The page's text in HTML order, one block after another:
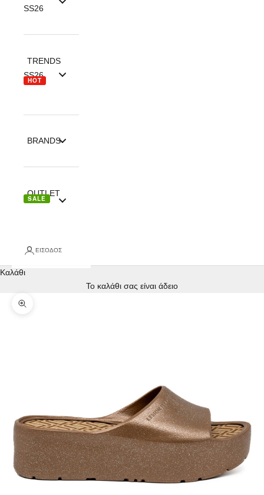
SS26
TRENDS
SS26
HOT
BRANDS
OUTLET
SALE
ΕΊΣΟΔΟΣ
Καλάθι
Το καλάθι σας είναι άδειο
Μεγέθυνση